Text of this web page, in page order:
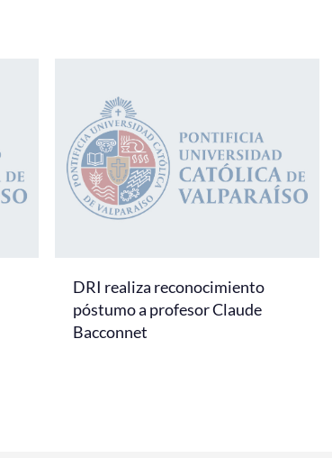
DRI realiza reconocimiento
póstumo a profesor Claude
Bacconnet